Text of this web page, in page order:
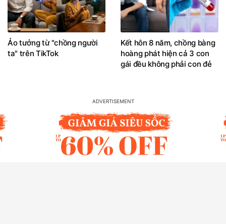
Ảo tưởng từ "chồng người
ta" trên TikTok
Kết hôn 8 năm, chồng bàng
hoàng phát hiện cả 3 con
gái đều không phải con đẻ